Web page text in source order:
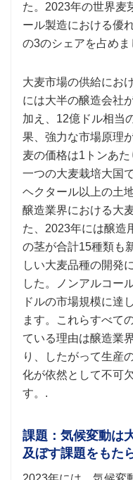
た。2023年の世界麦
ール製造における優
の3のシェアを占めま
大麦市場の供給にお
には大半の醸造会社
加え、12億ドル相当
果、強力な市場原理
麦の価格は1トンあ
一つの大麦栽培大国
ヘクタール以上の土
醸造業界における大
た、2023年には醸造
の茎が合計15種類も
しい大麦品種の開発
した。ノンアルコー
ドルの市場規模に達
ます。これらすべて
ている理由は醸造業
り、したがって生産
化が依然として不可
す。.
課題：気候変動は
及ぼす課題をもた